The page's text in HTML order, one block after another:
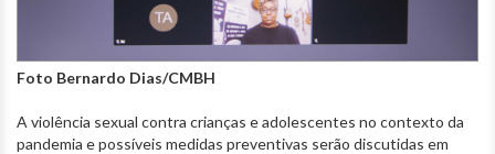
Foto Bernardo Dias/CMBH
A violência sexual contra crianças e adolescentes no contexto da
pandemia e possíveis medidas preventivas serão discutidas em